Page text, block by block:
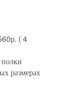
( 4
размерах